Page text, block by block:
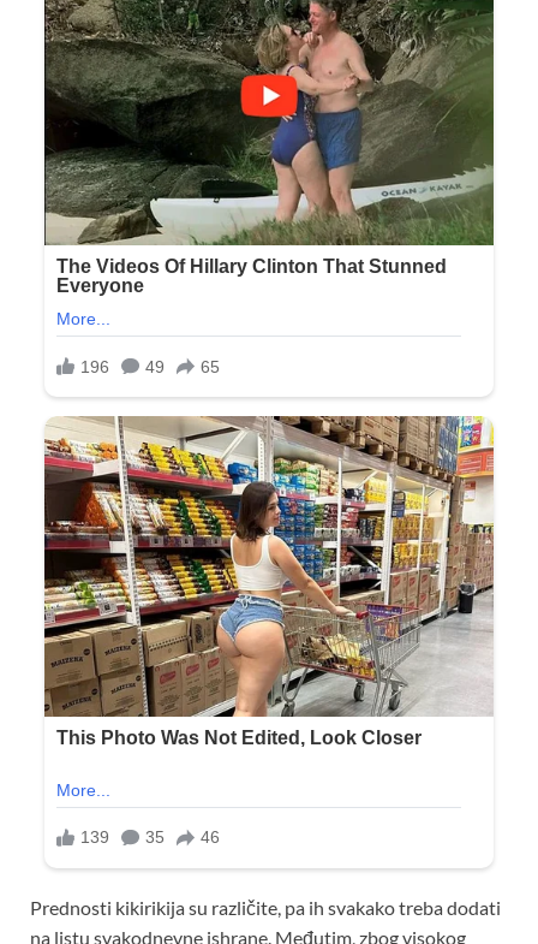
Prednosti kikirikija su različite, pa ih svakako treba dodati
na listu svakodnevne ishrane. Međutim, zbog visokog